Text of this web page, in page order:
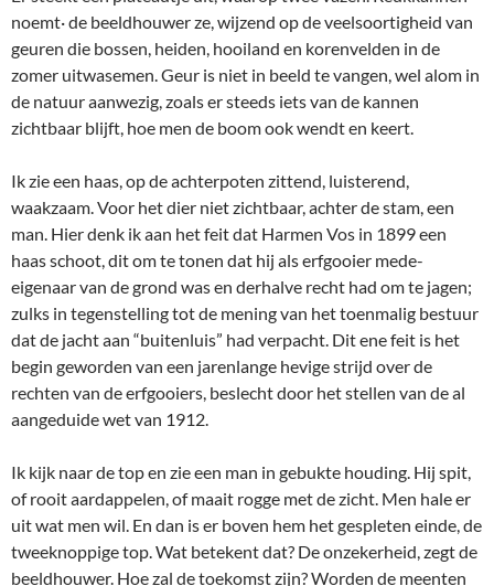
noemt· de beeldhouwer ze, wijzend op de veelsoortigheid van
geuren die bossen, heiden, hooiland en korenvelden in de
zomer uitwasemen. Geur is niet in beeld te vangen, wel alom in
de natuur aanwezig, zoals er steeds iets van de kannen
zichtbaar blijft, hoe men de boom ook wendt en keert.
Ik zie een haas, op de achterpoten zittend, luisterend,
waakzaam. Voor het dier niet zichtbaar, achter de stam, een
man. Hier denk ik aan het feit dat Harmen Vos in 1899 een
haas schoot, dit om te tonen dat hij als erfgooier mede-
eigenaar van de grond was en derhalve recht had om te jagen;
zulks in tegenstelling tot de mening van het toenmalig bestuur
dat de jacht aan “buitenluis” had verpacht. Dit ene feit is het
begin geworden van een jarenlange hevige strijd over de
rechten van de erfgooiers, beslecht door het stellen van de al
aangeduide wet van 1912.
Ik kijk naar de top en zie een man in gebukte houding. Hij spit,
of rooit aardappelen, of maait rogge met de zicht. Men hale er
uit wat men wil. En dan is er boven hem het gespleten einde, de
tweeknoppige top. Wat betekent dat? De onzekerheid, zegt de
beeldhouwer. Hoe zal de toekomst zijn? Worden de meenten